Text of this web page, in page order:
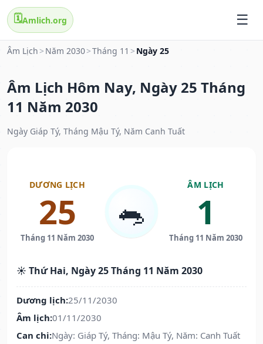
🗓️Amlich.org
Âm Lịch > Năm 2030>Tháng 11 > Ngày 25
Âm Lịch Hôm Nay, Ngày 25 Tháng
11 Năm 2030
Ngày Giáp Tý, Tháng Mậu Tý, Năm Canh Tuất
DƯƠNG LỊCH
25
Tháng 11 Năm 2030
🐀
ÂM LỊCH
1
Tháng 11 Năm 2030
☀️ Thứ Hai, Ngày 25 Tháng 11 Năm 2030
Dương lịch:25/11/2030
Âm lịch:01/11/2030
Can chi:Ngày: Giáp Tý, Tháng: Mậu Tý, Năm: Canh Tuất